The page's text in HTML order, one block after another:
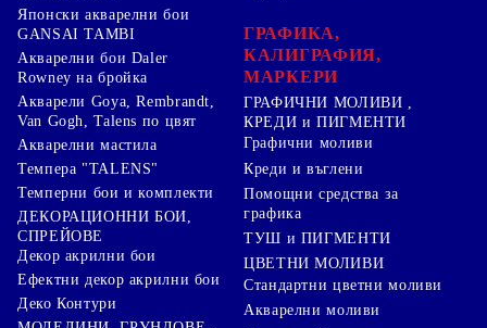
Японски акварелни бои
GANSAI TAMBI
Акварелни бои Daler
Rowney на бройка
Акварели Goya, Rembrandt,
Van Gogh, Talens по цвят
Акварелни мастила
Темпера "TALENS"
Темперни бои и комплекти
ДЕКОРАЦИОННИ БОИ,
СПРЕЙОВЕ
Декор акрилни бои
Ефектни декор акрилни бои
Деко Контури
ГРАФИКА,
КАЛИГРАФИЯ,
МАРКЕРИ
ГРАФИЧНИ МОЛИВИ ,
КРЕДИ и ПИГМЕНТИ
Графични моливи
Креди и въглени
Помощни средства за
графика
ТУШ и ПИГМЕНТИ
ЦВЕТНИ МОЛИВИ
Стандартни цветни моливи
Акварелни моливи